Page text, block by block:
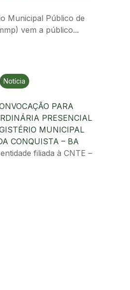
Municipal Público de
vem a público...
Ir para postagem
Notícia
PARA
PRESENCIAL
MUNICIPAL
CONQUISTA – BA
filiada à CNTE –